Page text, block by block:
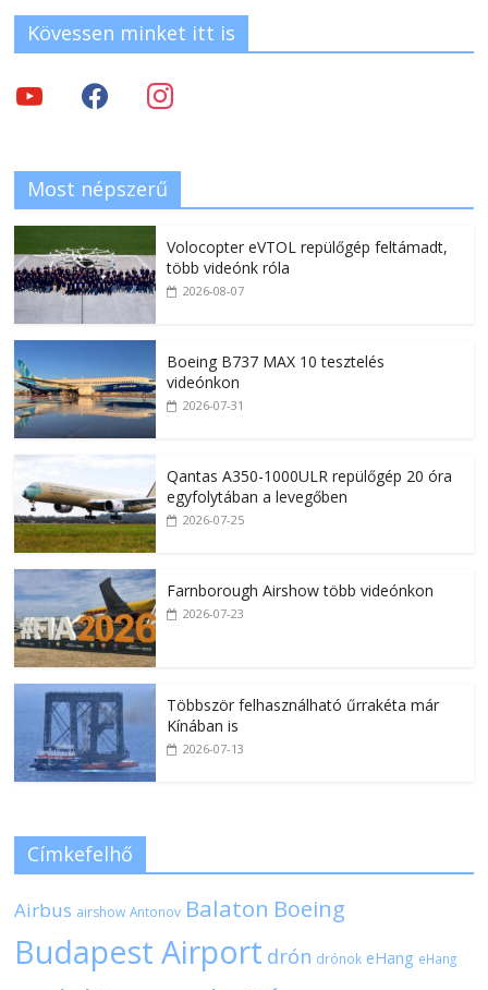
Kövessen minket itt is
Most népszerű
Volocopter eVTOL repülőgép feltámadt,
több videónk róla
2026-08-07
Boeing B737 MAX 10 tesztelés
videónkon
2026-07-31
Qantas A350-1000ULR repülőgép 20 óra
egyfolytában a levegőben
2026-07-25
Farnborough Airshow több videónkon
2026-07-23
Többször felhasználható űrrakéta már
Kínában is
2026-07-13
Címkefelhő
Airbus airshow Antonov Balaton Boeing
Budapest Airport drón drónok eHang eHang